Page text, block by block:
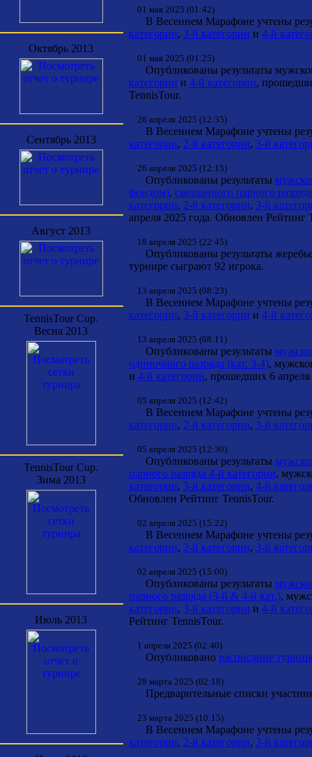
Октябрь 2013
Сентябрь 2013
Август 2013
TennisTour Cup.
Весна 2013
TennisTour Cup.
Зима 2013
Июль 2013
01 мая 2025 (01:42)
В Весеннем Марафоне учтены
категории, 3-й категории и 4-й
01 мая 2025 (01:25)
Опубликованы результаты
категории и 4-й категории,
TennisTour.
26 апреля 2025 (12:35)
В Весеннем Марафоне учтены
категории, 2-й категории, 3-й
26 апреля 2025 (12:15)
Опубликованы результаты
фондом), смешанного парного
категории, 2-й категории, 3-й
апреля 2025 года. Обновлен Рейтинг
18 апреля 2025 (22:45)
Опубликованы результаты
турнире сыграют 92 игрока.
13 апреля 2025 (08:23)
В Весеннем Марафоне учтены
категории, 3-й категории и 4-й
13 апреля 2025 (08:11)
Опубликованы результаты
одиночного разряда (кат. 3-4),
и 4-й категории, прошедших 6 апреля
05 апреля 2025 (12:42)
В Весеннем Марафоне учтены
категории, 2-й категории, 3-й
05 апреля 2025 (12:30)
Опубликованы результаты
парного разряда 4-й категории,
категории, 3-й категории, 4-й
Обновлен Рейтинг TennisTour.
02 апреля 2025 (15:22)
В Весеннем Марафоне учтены
категории, 2-й категории, 3-й
02 апреля 2025 (15:00)
Опубликованы результаты
парного разряда (3-й & 4-й кат.),
категории, 3-й категории и 4-й
Рейтинг TennisTour.
1 апреля 2025 (02:40)
Опубликовано расписание
28 марта 2025 (02:18)
Предварительные списки
23 марта 2025 (10:15)
В Весеннем Марафоне учтены
категории, 2-й категории, 3-й